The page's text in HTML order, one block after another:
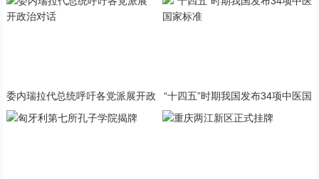
委内瑞拉代总统呼吁各党派展开政
“十四五”时期我国发布34项中医国